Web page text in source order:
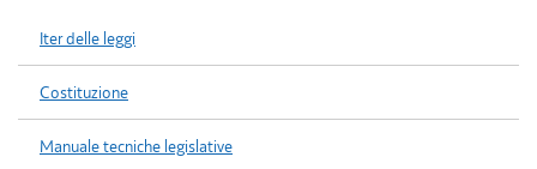
Iter delle leggi
Costituzione
Manuale tecniche legislative